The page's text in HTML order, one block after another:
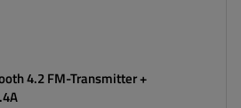
4.2 FM-Transmitter +